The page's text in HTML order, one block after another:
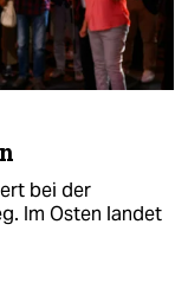
bei der
Im Osten landet